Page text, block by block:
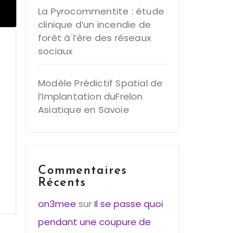
La Pyrocommentite : étude
clinique d’un incendie de
forêt à l’ère des réseaux
sociaux
Modèle Prédictif Spatial de
l’Implantation duFrelon
Asiatique en Savoie
Commentaires
Récents
on3mee surIl se passe quoi
pendant une coupure de